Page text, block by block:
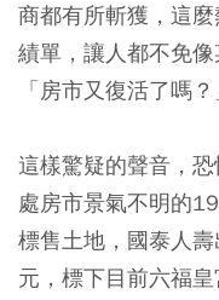
商都有所斬獲，這
績單，讓人都不免
「房市又復活了嗎？
這樣驚疑的聲音，
處房市景氣不明的
標售土地，國泰人
元，標下目前六福